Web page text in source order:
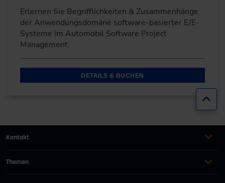
Erlernen Sie Begrifflichkeiten & Zusammenhänge
der Anwendungsdomäne software-basierter E/E-
Systeme im Automobil Software Project
Management.
DETAILS & BUCHEN
Kontakt
+49 (0)2116214-201
Themen